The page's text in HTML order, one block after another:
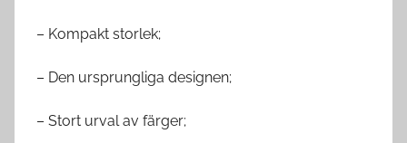
– Kompakt storlek;
– Den ursprungliga designen;
– Stort urval av färger;